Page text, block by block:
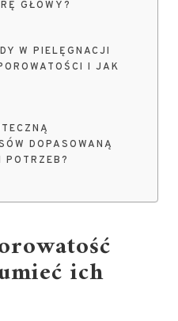
GŁOWY?
W PIELĘGNACJI
I JAK
DOPASOWANĄ
POTRZEB?
ich